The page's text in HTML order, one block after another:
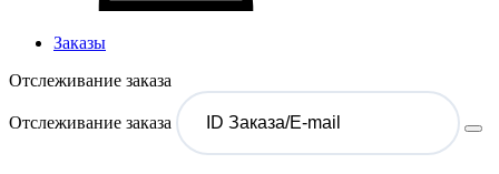
Заказы
Отслеживание заказа
Отслеживание заказа